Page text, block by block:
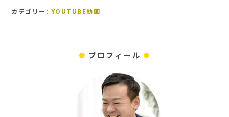
カテゴリー: YOUTUBE動画
プロフィール